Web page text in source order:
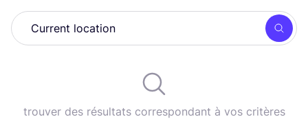
trouver des résultats correspondant à vos critères